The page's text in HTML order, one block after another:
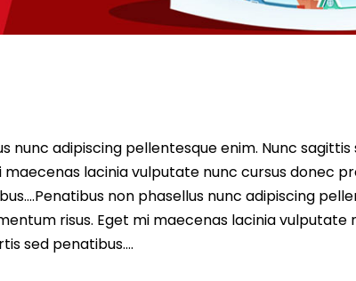
nunc adipiscing pellentesque enim. Nunc
lacinia vulputate nunc cursus donec
non phasellus nunc adipiscing
risus. Eget mi maecenas lacinia vulputate
sed penatibus….